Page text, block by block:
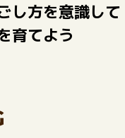
し方を意識して
育てよう